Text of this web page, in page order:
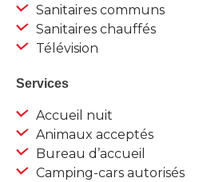
Sanitaires communs
Sanitaires chauffés
Télévision
Services
Accueil nuit
Animaux acceptés
Bureau d’accueil
Camping-cars autorisés